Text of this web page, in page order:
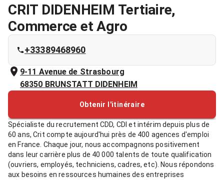
CRIT DIDENHEIM Tertiaire,
Commerce et Agro
+33389468960
9-11 Avenue de Strasbourg
68350 BRUNSTATT DIDENHEIM
Obtenir l'itinéraire
Spécialiste du recrutement CDD, CDI et intérim depuis plus de
60 ans, Crit compte aujourd'hui près de 400 agences d'emploi
en France. Chaque jour, nous accompagnons positivement
dans leur carrière plus de 40 000 talents de toute qualification
(ouvriers, employés, techniciens, cadres, etc). Nous répondons
aux besoins en ressources humaines des entreprises